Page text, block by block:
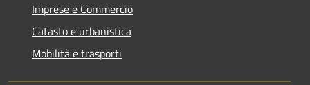
Imprese e Commercio
Catasto e urbanistica
Mobilità e trasporti